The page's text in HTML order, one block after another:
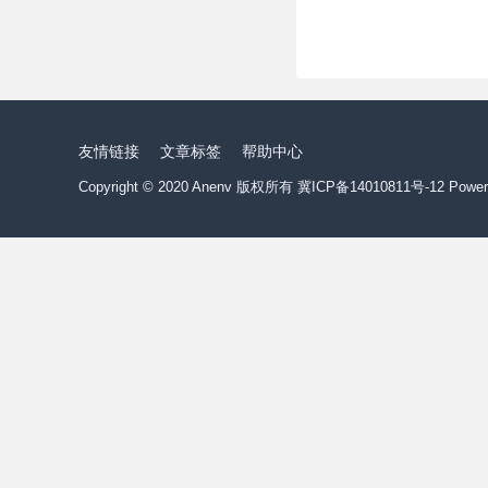
友情链接 文章标签 帮助中心
Copyright © 2020 Anenv 版权所有 冀ICP备14010811号-12